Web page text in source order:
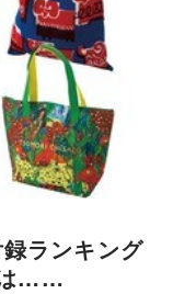
ランキング
は……